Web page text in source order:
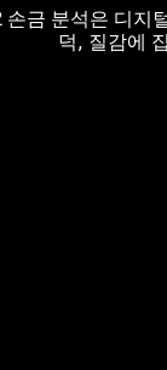
손금 분석은 디지
덕, 질감에